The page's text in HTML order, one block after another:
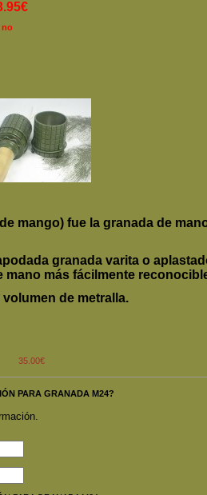
no
mango) fue la granada de
granada varita o
más fácilmente
de metralla.
35.00€
PARA GRANADA M24?